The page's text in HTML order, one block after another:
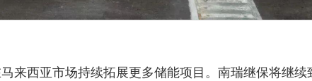
来西亚市场持续拓展更多储能项目。南瑞继保将继